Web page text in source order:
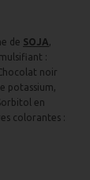
de SOJA
:
noir
potassium,
Sorbitol en
colorantes :